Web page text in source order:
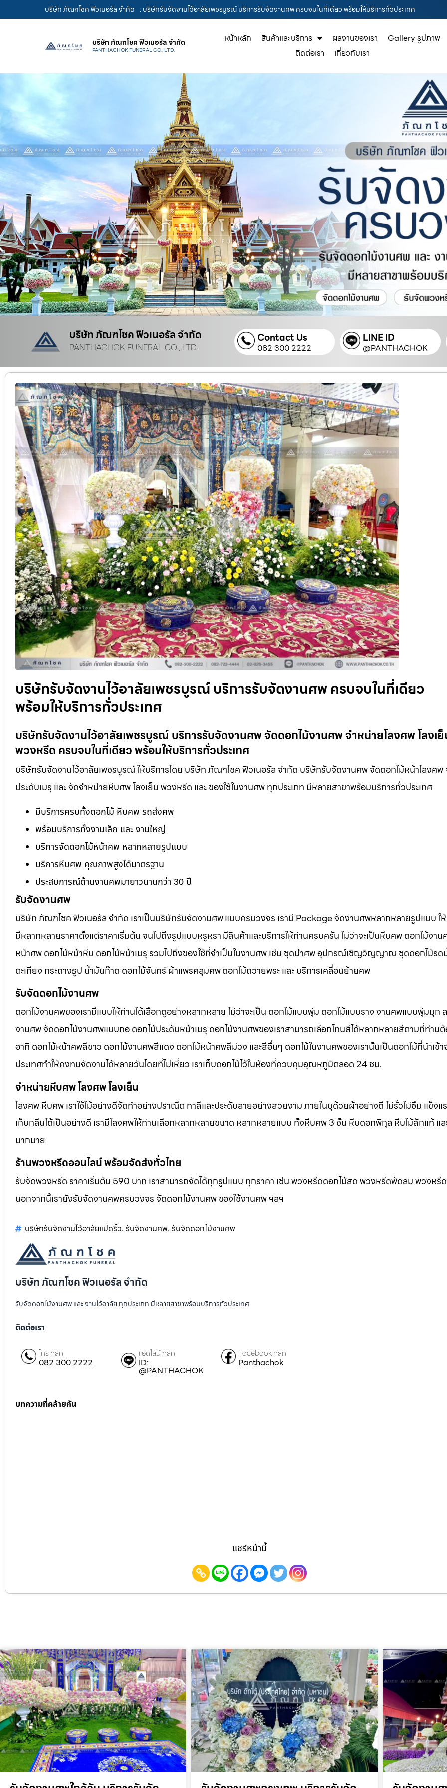
บริษัท ภัณฑโชค ฟิวเนอรัล จำกัด : บริษัทรับจัดงานไว้อาลัยเพชรบูรณ์ บริการรับจัดงานศพ ครบจบในที่เดียว พร้อมให้บริการทั่วประเทศ
บริษัท ภัณฑโชค ฟิวเนอรัล จำกัด
PANTHACHOK FUNERAL CO., LTD.
หน้าหลัก สินค้าและบริการ ผลงานของเรา
Gallery รูปภาพ
ติดต่อเรา
เกี่ยวกับเรา
บริษัท ภัณฑโชค ฟิวเนอรัล จำกัด
PANTHACHOK FUNERAL CO., LTD.
Contact Us
082 300 2222
LINE ID
@PANTHACHOK
บริษัทรับจัดงานไว้อาลัยเพชรบูรณ์ บริการรับจัดงานศพ ครบจบในที่เดียว
พร้อมให้บริการทั่วประเทศ
บริษัทรับจัดงานไว้อาลัยเพชรบูรณ์ บริการรับจัดงานศพ จัดดอกไม้งานศพ จำหน่ายโลงศพ โลงเ
พวงหรีด ครบจบในที่เดียว พร้อมให้บริการทั่วประเทศ
บริษัทรับจัดงานไว้อาลัยเพชรบูรณ์ ให้บริการโดย บริษัท ภัณฑโชค ฟิวเนอรัล จำกัด บริษัทรับจัดงานศพ จัดดอกไม้หน้าโลงศพ
ประดับเมรุ และ จัดจำหน่ายหีบศพ โลงเย็น พวงหรีด และ ของใช้ในงานศพ ทุกประเภท มีหลายสาขาพร้อมบริการทั่วประเทศ
มีบริการครบทั้งดอกไม้ หีบศพ รถส่งศพ
พร้อมบริการทั้งงานเล็ก และ งานใหญ่
บริการจัดดอกไม้หน้าศพ หลากหลายรูปแบบ
บริการหีบศพ คุณภาพสูงได้มาตรฐาน
ประสบการณ์ด้านงานศพมายาวนานกว่า 30 ปี
รับจัดงานศพ
บริษัท ภัณฑโชค ฟิวเนอรัล จำกัด เราเป็นบริษัทรับจัดงานศพ แบบครบวงจร เรามี Package จัดงานศพหลากหลายรูปแบบ ใ
มีหลากหลายราคาตั้งแต่ราคาเริ่มต้น จนไปถึงรูปแบบหรูหรา มีสินค้าและบริการให้ท่านครบครัน ไม่ว่าจะเป็นหีบศพ ดอกไม้งา
หน้าศพ ดอกไม้หน้าหีบ ดอกไม้หน้าเมรุ รวมไปถึงของใช้ที่จำเป็นในงานศพ เช่น ชุดนำศพ อุปกรณ์เชิญวิญญาณ ชุดดอกไม้รด
ตะเกียง กระถางธูป น้ำมันก๊าด ดอกไม้จันทร์ ผ้าแพรคลุมศพ ดอกไม้ถวายพระ และ บริการเคลื่อนย้ายศพ
รับจัดดอกไม้งานศพ
ดอกไม้งานศพของเรามีแบบให้ท่านได้เลือกดูอย่างหลากหลาย ไม่ว่าจะเป็น ดอกไม้แบบพุ่ม ดอกไม้แบบราง งานศพแบบพุ่มมุก
งานศพ จัดดอกไม้งานศพแบบกอ ดอกไม้ประดับหน้าเมรุ ดอกไม้งานศพของเราสามารถเลือกโทนสีได้หลากหลายสีตามที่ท่าน
อาทิ ดอกไม้หน้าศพสีขาว ดอกไม้งานศพสีแดง ดอกไม้หน้าศพสีม่วง และสีอื่นๆ ดอกไม้ในงานศพของเรานั้นเป็นดอกไม้ที่นำเข้า
ประเทศทำให้คงทนจัดงานได้หลายวันโดยที่ไม่เหี่ยว เราเก็บดอกไม้ไว้ในห้องที่ควบคุมอุณหภูมิตลอด 24 ชม.
จำหน่ายหีบศพ โลงศพ โลงเย็น
โลงศพ หีบศพ เราใช้ไม้อย่างดีจัดทำอย่างปราณีต ทาสีและประดับลายอย่างสวยงาม ภายในบุด้วยผ้าอย่างดี ไม่รั่วไม่ซึม แข็งแ
เก็บกลิ่นได้เป็นอย่างดี เรามีโลงศพให้ท่านเลือกหลากหลายขนาด หลากหลายแบบ ทั้งหีบศพ 3 ชั้น หีบดอกพิกุล หีบไม้สักแท้ แ
มากมาย
ร้านพวงหรีดออนไลน์ พร้อมจัดส่งทั่วไทย
รับจัดพวงหรีด ราคาเริ่มต้น 590 บาท เราสามารถจัดได้ทุกรูปแบบ ทุกราคา เช่น พวงหรีดดอกไม้สด พวงหรีดพัดลม พวงหรี
นอกจากนี้เรายังรับจัดงานศพครบวงจร จัดดอกไม้งานศพ ของใช้งานศพ ฯลฯ
บริษัทรับจัดงานไว้อาลัยแปดริ้ว, รับจัดงานศพ, รับจัดดอกไม้งานศพ
บริษัท ภัณฑโชค ฟิวเนอรัล จำกัด
รับจัดดอกไม้งานศพ และ งานไว้อาลัย ทุกประเภท มีหลายสาขาพร้อมบริการทั่วประเทศ
ติดต่อเรา
โทร คลิก
082 300 2222
แอดไลน์ คลิก
ID:
@PANTHACHOK
Facebook คลิก
Panthachok
บทความที่คล้ายกัน
แชร์หน้านี้